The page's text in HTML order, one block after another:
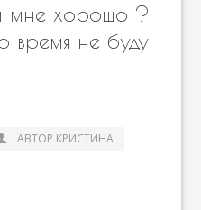
мне хорошо ?
время не буду
АВТОР КРИСТИНА